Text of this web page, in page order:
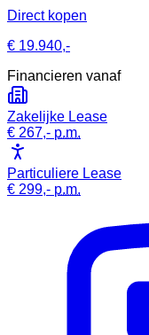
Direct kopen
€ 19.940,-
Financieren vanaf
Zakelijke Lease
€ 267,- p.m.
Particuliere Lease
€ 299,- p.m.